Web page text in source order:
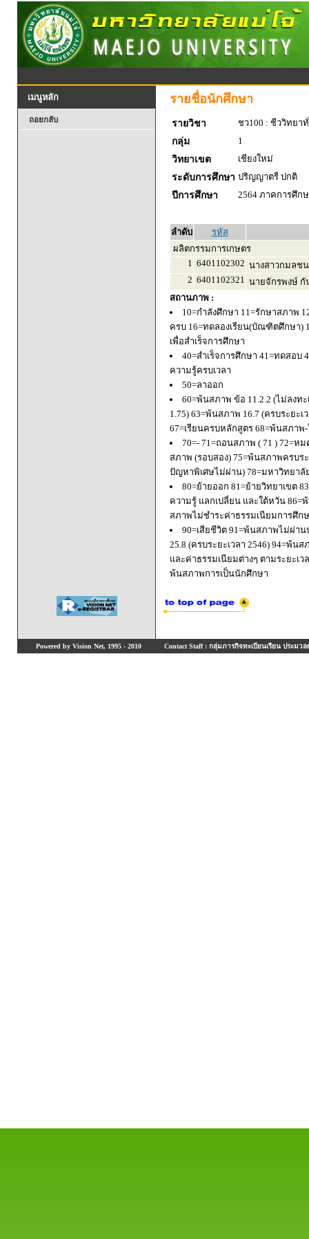
เมนูหลัก
ถอยกลับ
รายชื่อนักศึกษา
รายวิชา
ชว100 : ชีววิทยา
กลุ่ม
1
วิทยาเขต
เชียงใหม่
ระดับการศึกษา ปริญญาตรี ปกติ
ปีการศึกษา
2564 ภาคการศึก
ลำดับ
รหัส
ผลิตกรรมการเกษตร
1 6401102302 นางสาวกมลช
2 6401102321 นายจักรพงษ์ กั
สถานภาพ :
10=กำลังศึกษา 11=รักษาสภาพ
ครบ 16=ทดลองเรียน(บัณฑิตศึกษา)
เพื่อสำเร็จการศึกษา
40=สำเร็จการศึกษา 41=ทดสอบ
ความรู้ครบเวลา
50=ลาออก
60=พ้นสภาพ ข้อ 11.2.2 (ไม่ลงท
1.75) 63=พ้นสภาพ 16.7 (ครบระยะ
67=เรียนครบหลักสูตร 68=พ้นสภา
70=- 71=ถอนสภาพ ( 71 ) 72=
สภาพ (รอบสอง) 75=พ้นสภาพครบ
ปัญหาพิเศษไม่ผ่าน) 78=มหาวิทยา
80=ย้ายออก 81=ย้ายวิทยาเขต
ความรู้ แลกเปลี่ยน และใต้หวัน
สภาพไม่ชำระค่าธรรมเนียมการศึก
90=เสียชีวิต 91=พ้นสภาพไม่ผ่า
25.8 (ครบระยะเวลา 2546) 94=พ้
และค่าธรรมเนียมต่างๆ ตามระยะเ
พ้นสภาพการเป็นนักศึกษา
Powered by Vision Net, 1995 - 2010 Contact Staff : กลุ่มภารกิจทะเบียนเรียน ประมวล